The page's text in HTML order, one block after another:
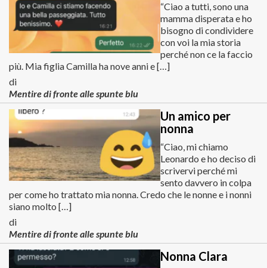
“Ciao a tutti, sono una
mamma disperata e ho
bisogno di condividere
con voi la mia storia
perché non ce la faccio
più. Mia figlia Camilla ha nove anni e […]
di
Mentire di fronte alle spunte blu
Un amico per
nonna
“Ciao, mi chiamo
Leonardo e ho deciso di
scrivervi perché mi
sento davvero in colpa
per come ho trattato mia nonna. Credo che le nonne e i nonni
siano molto […]
di
Mentire di fronte alle spunte blu
Nonna Clara